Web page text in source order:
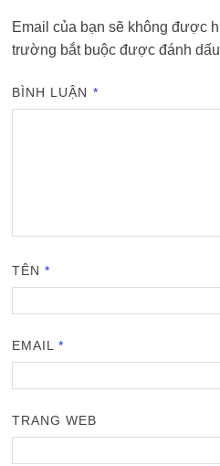
Email của bạn sẽ không được
trường bắt buộc được đánh dấu
BÌNH LUẬN *
TÊN*
EMAIL*
TRANG WEB